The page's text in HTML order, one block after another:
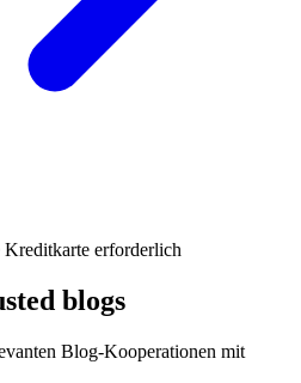
Kreditkarte erforderlich
blogs
Blog-Kooperationen mit